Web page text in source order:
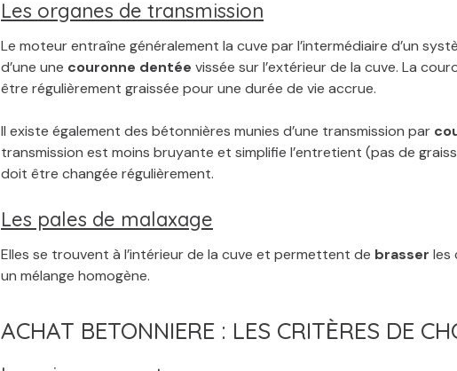
Les organes de transmission
Le moteur entraîne généralement la cuve par l’intermédiaire d’un
d’une une couronne dentée vissée sur l’extérieur de la cuve. La
être régulièrement graissée pour une durée de vie accrue.
Il existe également des bétonnières munies d’une transmission par
transmission est moins bruyante et simplifie l’entretient (pas de
doit être changée régulièrement.
Les pales de malaxage
Elles se trouvent à l’intérieur de la cuve et permettent de brasser les
un mélange homogène.
ACHAT BETONNIERE : LES CRITÈRES DE